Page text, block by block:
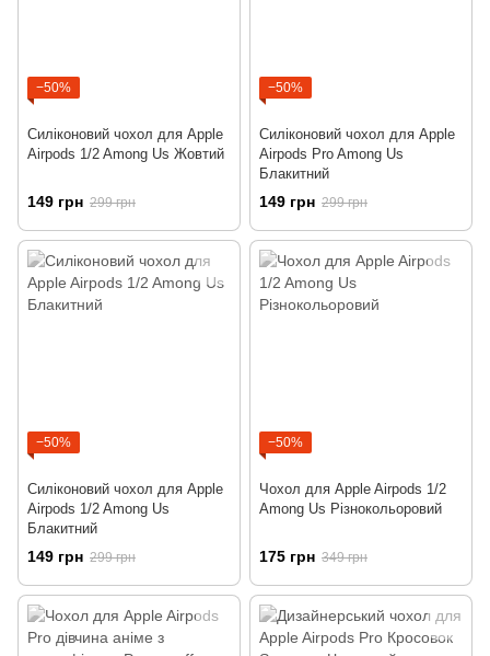
−50%
Силіконовий чохол для Apple
Airpods 1/2 Among Us Жовтий
149 грн 299 грн
−50%
Силіконовий чохол для Apple
Airpods Pro Among Us
Блакитний
149 грн 299 грн
−50%
Силіконовий чохол для Apple
Airpods 1/2 Among Us
Блакитний
149 грн 299 грн
−50%
Чохол для Apple Airpods 1/2
Among Us Різнокольоровий
175 грн 349 грн